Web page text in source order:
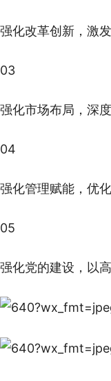
强化改革创新，激
03
强化市场布局，深
04
强化管理赋能，优
05
强化党的建设，以